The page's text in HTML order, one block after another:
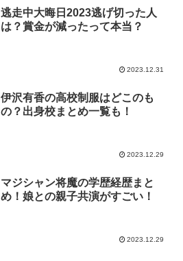
逃走中大晦日2023逃げ切った人
は？賞金が減ったって本当？
2023.12.31
伊沢有香の高校制服はどこのも
の？出身校まとめ一覧も！
2023.12.29
マジシャン将魔の学歴経歴まと
め！娘との親子共演がすごい！
2023.12.29